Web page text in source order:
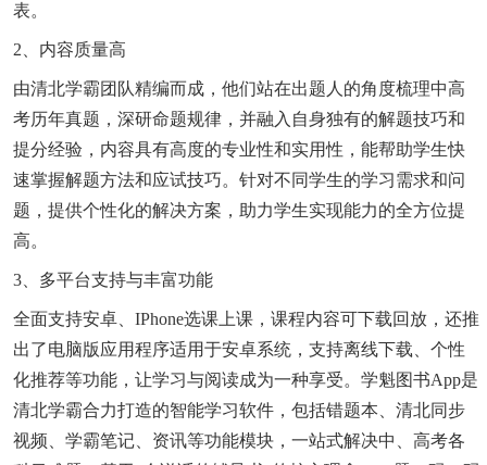
表。
2、内容质量高
由清北学霸团队精编而成，他们站在出题人的角度梳理中高
考历年真题，深研命题规律，并融入自身独有的解题技巧和
提分经验，内容具有高度的专业性和实用性，能帮助学生快
速掌握解题方法和应试技巧。针对不同学生的学习需求和问
题，提供个性化的解决方案，助力学生实现能力的全方位提
高。
3、多平台支持与丰富功能
全面支持安卓、iPhone选课上课，课程内容可下载回放，还推
出了电脑版应用程序适用于安卓系统，支持离线下载、个性
化推荐等功能，让学习与阅读成为一种享受。学魁图书app是
清北学霸合力打造的智能学习软件，包括错题本、清北同步
视频、学霸笔记、资讯等功能模块，一站式解决中、高考各